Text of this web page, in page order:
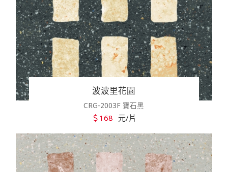
波波里花園
CRG-2003F 寶石黑
＄168 元/片